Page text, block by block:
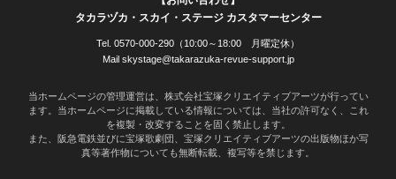
タカラヅカ・スカイ・ステージ カスタマーセンター
Tel. 0570-000-290（10:00～18:00 月曜定休）
Mail skystage@takarazuka-revue-support.jp
当ホームページの管理運営は、株式会社宝塚クリエイティブアーツが行ってい
ます。当ホームページに掲載している情報については、当社の許可なく、これ
を複製・改変することを固く禁止します。
また、阪急電鉄並びに宝塚歌劇団、宝塚クリエイティブアーツの出版物ほか写
真等著作物についても無断転載、複写等を禁じます。